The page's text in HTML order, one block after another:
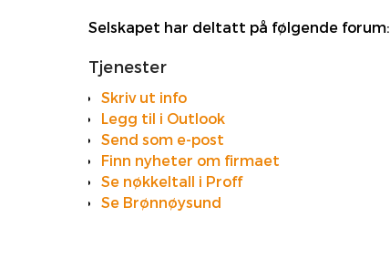
Selskapet har deltatt på følgende forum:
Tjenester
Skriv ut info
Legg til i Outlook
Send som e-post
Finn nyheter om firmaet
Se nøkkeltall i Proff
Se Brønnøysund